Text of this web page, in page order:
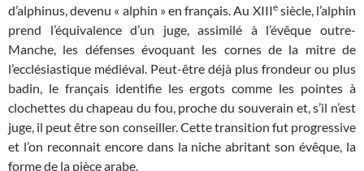
d’alphinus, devenu « alphin » en français. Au XIIIesiècle, l’alphin
prend l’équivalence d’un juge, assimilé à l’évêque outre-
Manche, les défenses évoquant les cornes de la mitre de
l’ecclésiastique médiéval. Peut-être déjà plus frondeur ou plus
badin, le français identifie les ergots comme les pointes à
clochettes du chapeau du fou, proche du souverain et, s’il n’est
juge, il peut être son conseiller. Cette transition fut progressive
et l’on reconnait encore dans la niche abritant son évêque, la
forme de la pièce arabe.